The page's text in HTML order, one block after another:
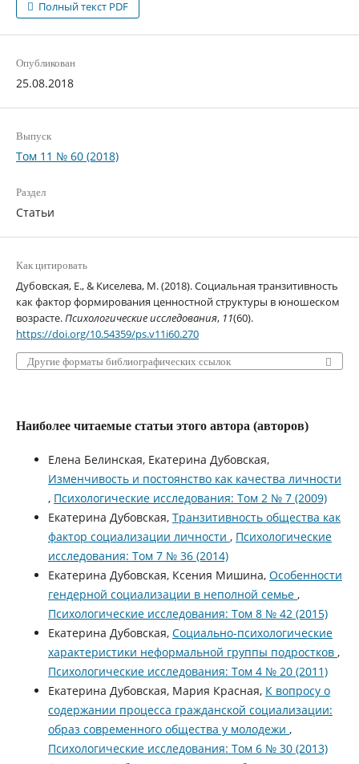
Полный текст PDF
Опубликован
25.08.2018
Выпуск
Том 11 № 60 (2018)
Раздел
Статьи
Как цитировать
Дубовская, Е., & Киселева, М. (2018). Социальная транзитивность
как фактор формирования ценностной структуры в юношеском
возрасте.Психологические исследования, 11(60).
https://doi.org/10.54359/ps.v11i60.270
Другие форматы библиографических ссылок
Наиболее читаемые статьи этого автора (авторов)
Елена Белинская, Екатерина Дубовская,
Изменчивость и постоянство как качества личности
, Психологические исследования: Том 2 № 7 (2009)
Екатерина Дубовская, Транзитивность общества как
фактор социализации личности , Психологические
исследования: Том 7 № 36 (2014)
Екатерина Дубовская, Ксения Мишина, Особенности
гендерной социализации в неполной семье ,
Психологические исследования: Том 8 № 42 (2015)
Екатерина Дубовская, Социально-психологические
характеристики неформальной группы подростков ,
Психологические исследования: Том 4 № 20 (2011)
Екатерина Дубовская, Мария Красная, К вопросу о
содержании процесса гражданской социализации:
образ современного общества у молодежи ,
Психологические исследования: Том 6 № 30 (2013)